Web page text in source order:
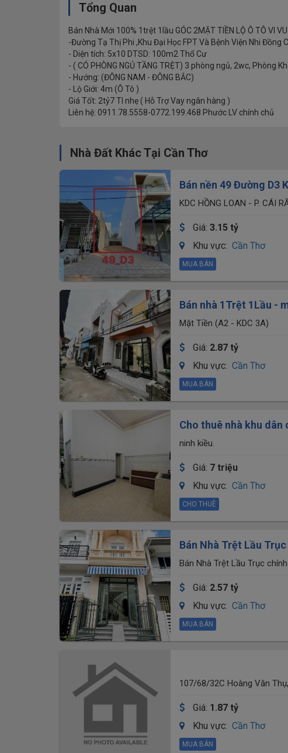
Tổng Quan
Bán Nhà Mới 100% 1trệt 1lầu GÓC 2MẶT TIỀN LỘ Ô TÔ VI VU
-Đường Tạ Thị Phi ,Khu Đại Học FPT Và Bệnh Viện Nhi Đồng
- Diện tích: 5x10 DTSD: 100m2 Thổ Cư
- ( CÓ PHÒNG NGỦ TẦNG TRỆT) 3 phòng ngủ, 2wc, Phòng
- Hướng: (ĐÔNG NAM - ĐÔNG BẮC)
- Lộ Giới: 4m (Ô Tô )
Giá Tốt: 2tỷ7 Tl nhẹ ( Hỗ Trợ Vay ngân hàng )
Liên hệ: 0911.78.5558-0772.199.468 Phước LV chính chủ
Nhà Đất Khác Tại Cần Thơ
Bán nền 49 Đường D3
KDC HỒNG LOAN - P. CÁI
Giá: 3.15 tỷ
Khu vực: Cần Thơ
MUA BÁN
Bán nhà 1Trệt 1Lầu -
đúc)
Mặt Tiền (A2 - KDC 3A)
Giá: 2.87 tỷ
Khu vực: Cần Thơ
MUA BÁN
Cho thuê nhà khu
ninh kiều.
Giá: 7 triệu
Khu vực: Cần Thơ
CHO THUÊ
Bán Nhà Trệt Lầu
trường Mầm Non Mặt
Bán Nhà Trệt Lầu Trục
Giá: 2.57 tỷ
Khu vực: Cần Thơ
MUA BÁN
107/68/32C Hoàng Văn
Giá: 1.87 tỷ
Khu vực: Cần Thơ
MUA BÁN